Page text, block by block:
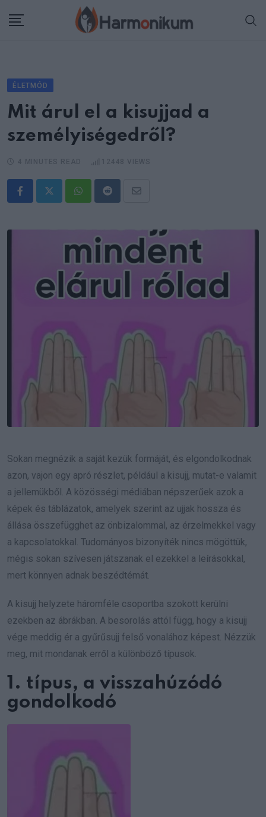
ÉLETMÓD
Mit árul el a kisujjad a
személyiségedről?
WhatsappRedditShare
Email
Sokan megnézik a saját kezük formáját, és elgondolkodnak
azon, vajon egy apró részlet, például a kisujj, mutat-e valamit
a jellemükből. A közösségi médiában népszerűek azok a
képek és táblázatok, amelyek szerint az ujjak hossza és
állása összefügghet az önbizalommal, az érzelmekkel vagy
a kapcsolatokkal. Tudományos bizonyíték nincs mögöttük,
mégis sokan szívesen játszanak el ezekkel a leírásokkal,
mert könnyen adnak beszédtémát.
A kisujj helyzete háromféle csoportba szokott kerülni
ezekben az ábrákban. A besorolás attól függ, hogy a kisujj
vége meddig ér a gyűrűsujj felső vonalához képest. Nézzük
meg, mit mondanak erről a különböző típusok.
1. típus, a visszahúzódó
gondolkodó